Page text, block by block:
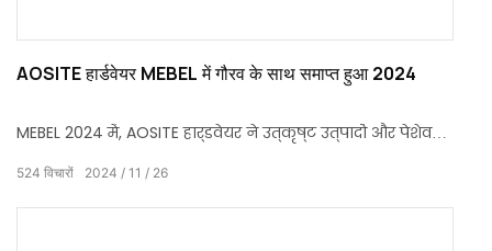
AOSITE हार्डवेयर MEBEL में गौरव के साथ समाप्त हुआ 2024
MEBEL 2024 में, AOSITE हार्डवेयर ने उत्कृष्ट उत्पादों और पेशेवर
टीम के साथ अपनी शुरुआत की, जो पूरी तरह से सफल रही।
2024 11 26
524 विचारों